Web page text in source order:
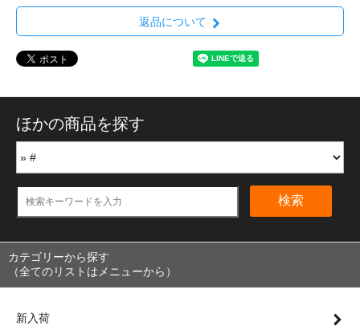
返品について
ほかの商品を探す
検索
カテゴリーから探す
（全てのリストはメニューから）
新入荷